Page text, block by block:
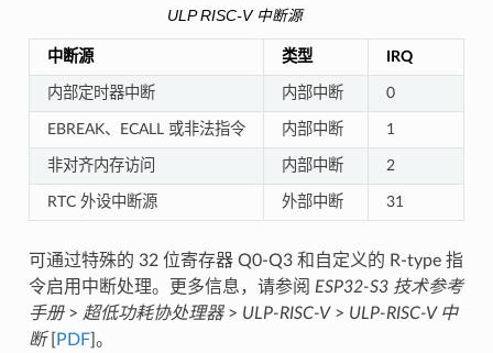
ULP RISC-V 中断源
中断源 类型 IRQ
内部定时器中断 内部中断 0
EBREAK、ECALL 或非法指令 内部中断 1
非对齐内存访问 内部中断 2
RTC 外设中断源 外部中断 31
可通过特殊的 32 位寄存器 Q0-Q3 和自定义的 R-type 指
令启用中断处理。更多信息，请参阅 ESP32-S3 技术参考
手册> 超低功耗协处理器> ULP-RISC-V> ULP-RISC-V 中
断[ PDF]。